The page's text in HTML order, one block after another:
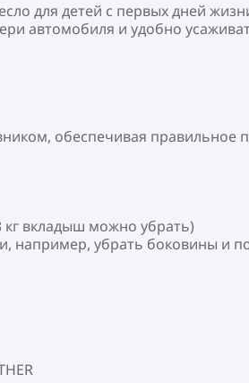
для детей c первых дней
автомобиля и удобно
обеспечивая правильное
кг вкладыш можно убрать)
например, убрать боковины и